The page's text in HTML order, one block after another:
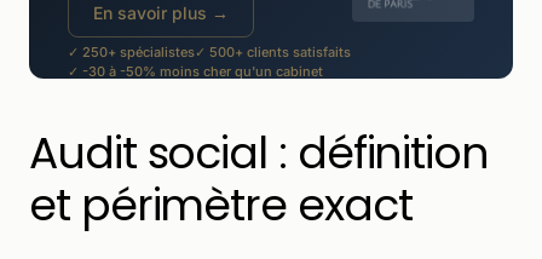
En savoir plus →
✓ 250+ spécialistes✓ 500+ clients satisfaits
✓ -30 à -50% moins cher qu'un cabinet
Audit social : définition
et périmètre exact